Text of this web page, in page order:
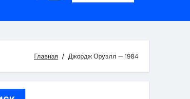
сделки
Главная Джордж Оруэлл — 1984